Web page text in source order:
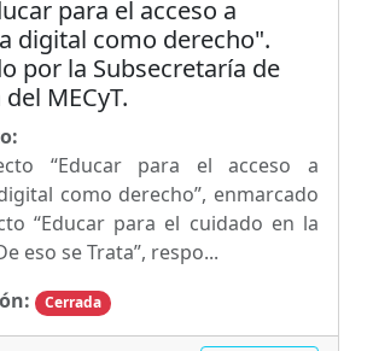
para el acceso a
digital como derecho".
por la Subsecretaría de
MECyT.
“Educar para el acceso a
como derecho”, enmarcado
“Educar para el cuidado en la
eso se Trata”, respo...
Cerrada